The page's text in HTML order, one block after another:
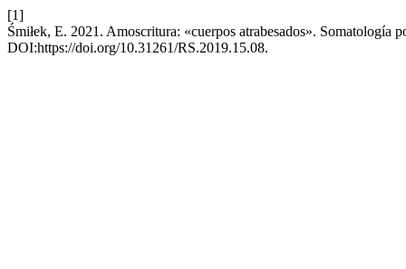
[1]
Śmiłek, E. 2021. Amoscritura: «cuerpos atrabesados».
DOI:https://doi.org/10.31261/RS.2019.15.08.